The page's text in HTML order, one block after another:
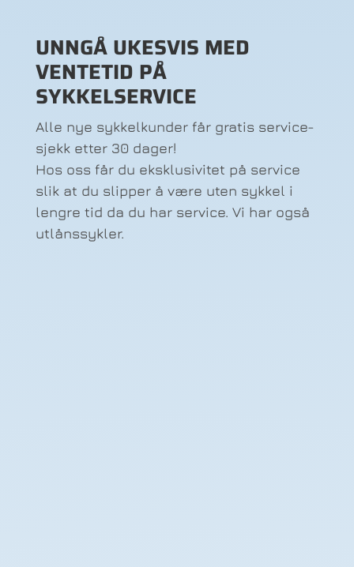
UNNGÅ UKESVIS MED
VENTETID PÅ
SYKKELSERVICE
Alle nye sykkelkunder får gratis service-
sjekk etter 30 dager!
Hos oss får du eksklusivitet på service
slik at du slipper å være uten sykkel i
lengre tid da du har service. Vi har også
utlånssykler.